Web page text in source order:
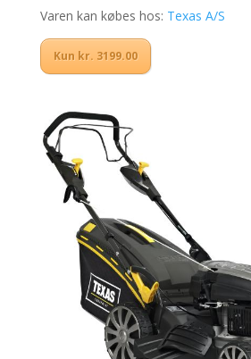
Varen kan købes hos: Texas A/S
Kun kr. 3199.00